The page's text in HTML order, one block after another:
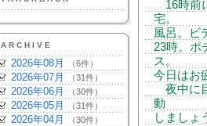
ARCHIVE
2026年08月 （6件）
2026年07月 （31件）
2026年06月 （30件）
2026年05月 （31件）
2026年04月 （30件）
16時前
宅。
風呂。ビ
23時。ポ
ス。
今日はお
夜中に
動
しましょ